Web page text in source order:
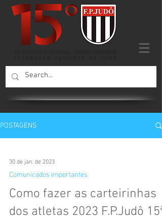
POSTAGENS
30 de jan. de 2023
Comunicados importantes
Como fazer as carteirinhas
dos atletas 2023 F.P.Judô 15ª